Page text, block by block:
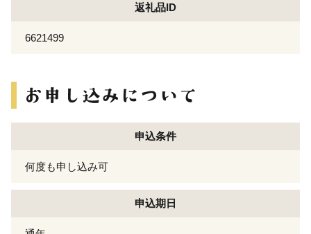
返礼品ID
6621499
申込条件
何度も申し込み可
申込期日